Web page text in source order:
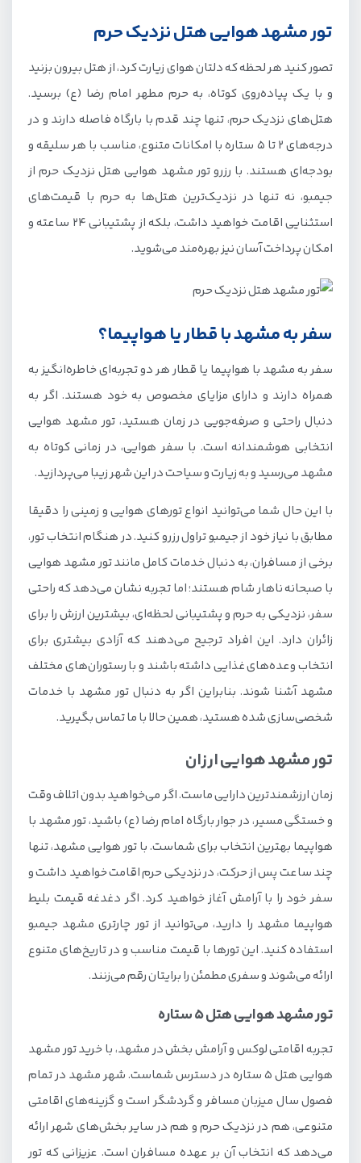
تور مشهد هوایی هتل نزدیک حرم
تصور کنید هر لحظه که دلتان هوای زیارت کرد، از هتل بیرون بزنید
و با یک پیاده‌روی کوتاه، به حرم مطهر امام رضا (ع) برسید.
هتل‌های نزدیک حرم، تنها چند قدم با بارگاه فاصله دارند و در
درجه‌های ۲ تا ۵ ستاره با امکانات متنوع، مناسب با هر سلیقه و
بودجه‌ای هستند. با رزرو تور مشهد هوایی هتل نزدیک حرم از
جیمبو، نه تنها در نزدیک‌ترین هتل‌ها به حرم با قیمت‌های
استثنایی اقامت خواهید داشت، بلکه از پشتیبانی 24 ساعته و
امکان پرداخت آسان نیز بهره‌مند می‌شوید.
سفر به مشهد با قطار یا هواپیما؟
سفر به مشهد با هواپیما یا قطار هر دو تجربه‌ای خاطره‌انگیز به
همراه دارند و دارای مزایای مخصوص به خود هستند. اگر به
دنبال راحتی و صرفه‌جویی در زمان هستید، تور مشهد هوایی
انتخابی هوشمندانه است. با سفر هوایی، در زمانی کوتاه به
مشهد می‌رسید و به زیارت و سیاحت در این شهر زیبا می‌پردازید.
با این حال شما می‌توانید انواع تورهای هوایی و زمینی را دقیقا
مطابق با نیاز خود از جیمبو تراول رزرو کنید. در هنگام انتخاب تور،
برخی از مسافران، به دنبال خدمات کامل مانند تور مشهد هوایی
با صبحانه ناهار شام هستند؛ اما تجربه نشان می‌دهد که راحتی
سفر، نزدیکی به حرم و پشتیبانی لحظه‌ای، بیشترین ارزش را برای
زائران دارد. این افراد ترجیح می‌دهند که آزادی بیشتری برای
انتخاب وعده‌های غذایی داشته باشند و با رستوران‌های مختلف
مشهد آشنا شوند. بنابراین اگر به دنبال تور مشهد با خدمات
شخصی‌سازی شده هستید، همین حالا با ما تماس بگیرید.
تور مشهد هوایی ارزان
زمان ارزشمندترین دارایی ماست. اگر می‌خواهید بدون اتلاف وقت
و خستگی مسیر، در جوار بارگاه امام رضا (ع) باشید، تور مشهد با
هواپیما بهترین انتخاب برای شماست. با تور هوایی مشهد، تنها
چند ساعت پس از حرکت، در نزدیکی حرم اقامت خواهید داشت و
سفر خود را با آرامش آغاز خواهید کرد. اگر دغدغه قیمت بلیط
هواپیما مشهد را دارید، می‌توانید از تور چارتری مشهد جیمبو
استفاده کنید. این تورها با قیمت مناسب و در تاریخ‌های متنوع
ارائه می‌شوند و سفری مطمئن را برایتان رقم می‌زنند.
تور مشهد هوایی هتل 5 ستاره
تجربه اقامتی لوکس و آرامش بخش در مشهد، با خرید تور مشهد
هوایی هتل ۵ ستاره در دسترس شماست. شهر مشهد در تمام
فصول سال میزبان مسافر و گردشگر است و گزینه‌های اقامتی
متنوعی، هم در نزدیک حرم و هم در سایر بخش‌های شهر ارائه
می‌دهد که انتخاب آن بر عهده مسافران است. عزیزانی که تور